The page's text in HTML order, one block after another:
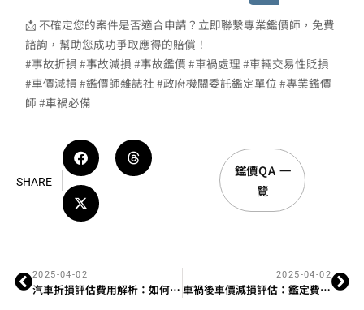
📩 不確定您的案件是否適合申請？立即聯繫專業鑑價師，免費
諮詢，幫助您成功爭取應得的賠償！
#事故折損 #事故減損 #事故鑑價 #車禍處理 #車輛交易性貶損
#車價減損 #鑑價師雜誌社 #政府機關委託鑑定單位 #專業鑑價
師 #車禍必備
SHARE
鑑價QA 一
覽
2025-04-02
汽車折損評估費用解析：如何計算及申請？
2025-04-02
車禍後車價減損評估：鑑定費用與理賠成功率